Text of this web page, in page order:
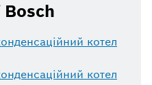
Bosch
котел
котел